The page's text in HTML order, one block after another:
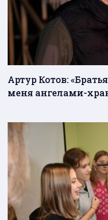
Артур Котов:
меня ангелами-